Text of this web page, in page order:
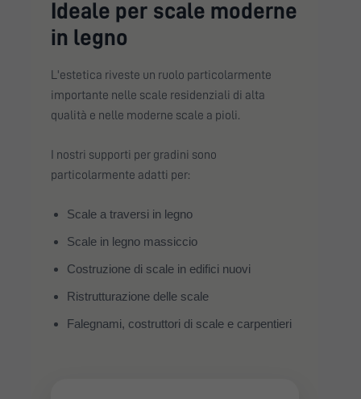
Ideale per scale moderne
in legno
L'estetica riveste un ruolo particolarmente
importante nelle scale residenziali di alta
qualità e nelle moderne scale a pioli.
I nostri supporti per gradini sono
particolarmente adatti per:
Scale a traversi in legno
Scale in legno massiccio
Costruzione di scale in edifici nuovi
Ristrutturazione delle scale
Falegnami, costruttori di scale e carpentieri